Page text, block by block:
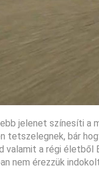
jelenet színesíti a
tetszelegnek, bár
a régi életből
nem érezzük